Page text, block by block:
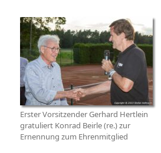
Erster Vorsitzender Gerhard Hertlein
gratuliert Konrad Beirle (re.) zur
Ernennung zum Ehrenmitglied